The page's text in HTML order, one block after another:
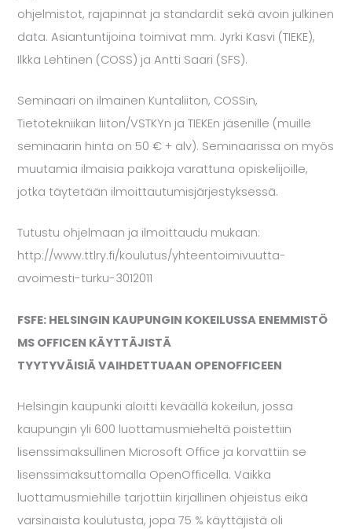
ohjelmistot, rajapinnat ja standardit sekä avoin julkinen
data. Asiantuntijoina toimivat mm. Jyrki Kasvi (TIEKE),
Ilkka Lehtinen (COSS) ja Antti Saari (SFS).
Seminaari on ilmainen Kuntaliiton, COSSin,
Tietotekniikan liiton/VSTKYn ja TIEKEn jäsenille (muille
seminaarin hinta on 50 € + alv). Seminaarissa on myös
muutamia ilmaisia paikkoja varattuna opiskelijoille,
jotka täytetään ilmoittautumisjärjestyksessä.
Tutustu ohjelmaan ja ilmoittaudu mukaan:
http://www.ttlry.fi/koulutus/yhteentoimivuutta-
avoimesti-turku-3012011
FSFE: HELSINGIN KAUPUNGIN KOKEILUSSA ENEMMISTÖ
MS OFFICEN KÄYTTÄJISTÄ
TYYTYVÄISIÄ VAIHDETTUAAN OPENOFFICEEN
Helsingin kaupunki aloitti keväällä kokeilun, jossa
kaupungin yli 600 luottamusmieheltä poistettiin
lisenssimaksullinen Microsoft Office ja korvattiin se
lisenssimaksuttomalla OpenOfficella. Vaikka
luottamusmiehille tarjottiin kirjallinen ohjeistus eikä
varsinaista koulutusta, jopa 75 % käyttäjistä oli